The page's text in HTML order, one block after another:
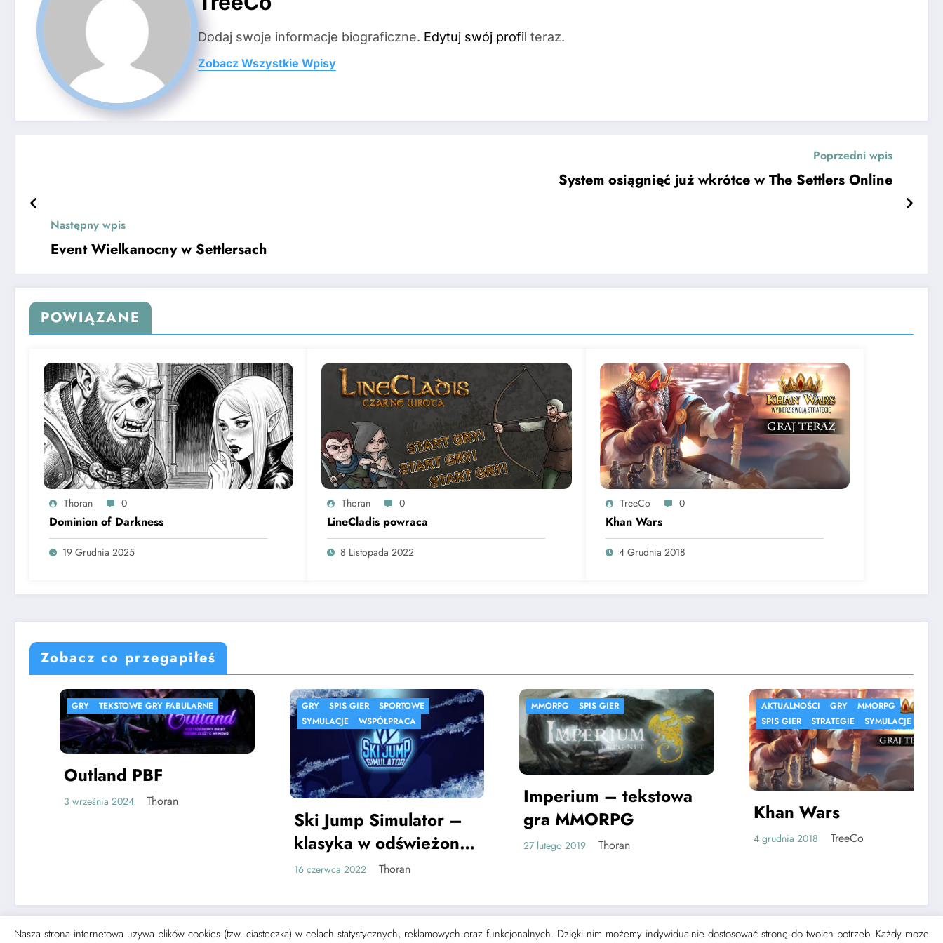
Dodaj swoje informacje biograficzne. Edytuj swój profil teraz.
Zobacz Wszystkie Wpisy
Poprzedni wpis
System osiągnięć już wkrótce w The Settlers Online
Następny wpis
Event Wielkanocny w Settlersach
POWIĄZANE
Thoran 0
Dominion of Darkness
19 Grudnia 2025
Thoran 0
LineCladis powraca
8 Listopada 2022
TreeCo 0
Khan Wars
4 Grudnia 2018
Zobacz co przegapiłeś
TEKSTOWE GRY FABULARNE
Outland PBF
3 września 2024 Thoran
SPIS GIER
SPORTOWE
SYMULACJE
WSPÓŁPRACA
Ski Jump Simulator –
klasyka w odświeżonej
wersji￼
16 czerwca 2022 Thoran
MMORPG SPIS GIER
Imperium – tekstowa
gra MMORPG
27 lutego 2019 Thoran
AKTUALNOŚCI GRY
MMORPG
SPIS GIER
STRATEGIE SYMULACJE
Khan Wars
4 grudnia 2018 TreeCo
Nasza strona internetowa używa plików cookies (tzw. ciasteczka) w celach statystycznych, reklamowych oraz funkcjonalnych. Dzięki nim możemy indywidualnie dostosować stronę do twoich potrzeb. Każdy może